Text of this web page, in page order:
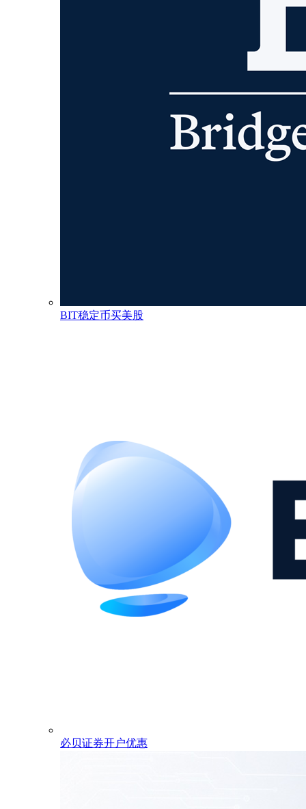
BIT稳定币买美股
必贝证券开户优惠